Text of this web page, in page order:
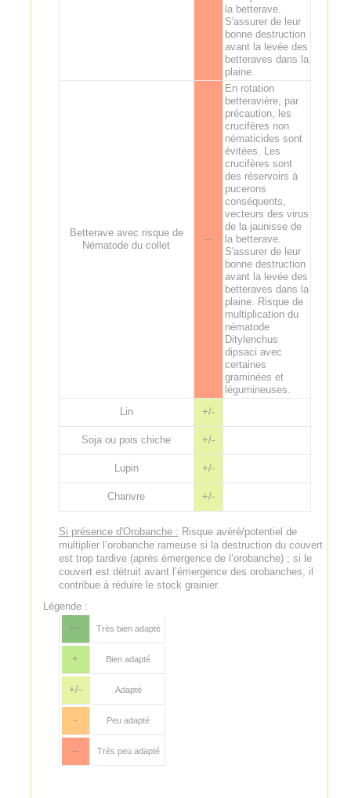
la betterave.
S'assurer de leur
bonne destruction
avant la levée des
betteraves dans la
plaine.
Betterave avec risque de
Nématode du collet
--
En rotation
betteravière, par
précaution, les
crucifères non
nématicides sont
évitées. Les
crucifères sont
des réservoirs à
pucerons
conséquents,
vecteurs des virus
de la jaunisse de
la betterave.
S'assurer de leur
bonne destruction
avant la levée des
betteraves dans la
plaine. Risque de
multiplication du
nématode
Ditylenchus
dipsaci avec
certaines
graminées et
légumineuses.
Lin
+/-
Soja ou pois chiche +/-
Lupin +/-
Chanvre +/-
Si présence d'Orobanche : Risque avéré/potentiel de
multiplier l’orobanche rameuse si la destruction du couvert
est trop tardive (après émergence de l’orobanche) ; si le
couvert est détruit avant l’émergence des orobanches, il
contribue à réduire le stock grainier.
Légende :
++
Très bien adapté
+ Bien adapté
+/- Adapté
- Peu adapté
-- Très peu adapté